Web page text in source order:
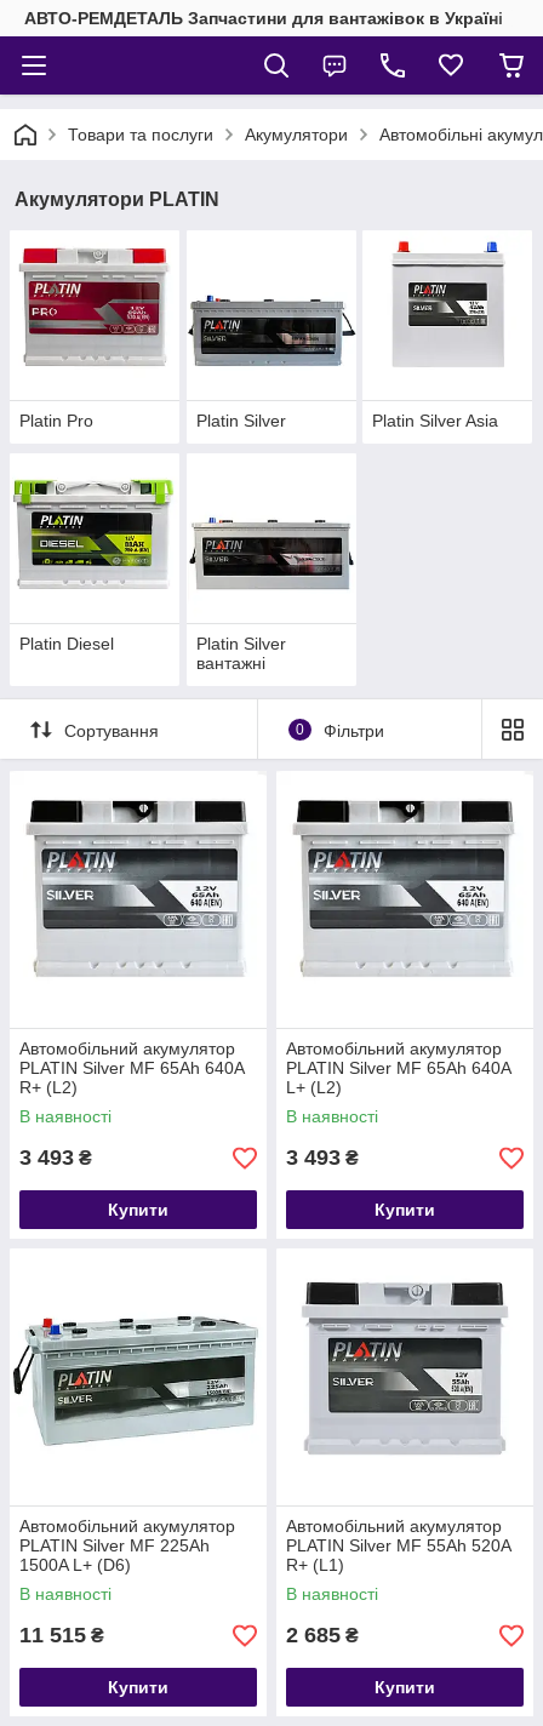
АВТО-РЕМДЕТАЛЬ Запчастини для вантажівок в Україні
Товари та послуги Акумулятори Автомобільні
Акумулятори PLATIN
Platin Pro Platin Silver Platin Silver Asia
Platin Diesel
Platin Silver
вантажні
Сортування 0 Фільтри
Автомобільний акумулятор
PLATIN Silver MF 65Ah 640A
R+ (L2)
В наявності
3 493 ₴
Купити
Автомобільний акумулятор
PLATIN Silver MF 65Ah 640A
L+ (L2)
В наявності
3 493 ₴
Купити
Автомобільний акумулятор
PLATIN Silver MF 225Ah
1500A L+ (D6)
В наявності
11 515 ₴
Купити
Автомобільний акумулятор
PLATIN Silver MF 55Ah 520A
R+ (L1)
В наявності
2 685 ₴
Купити